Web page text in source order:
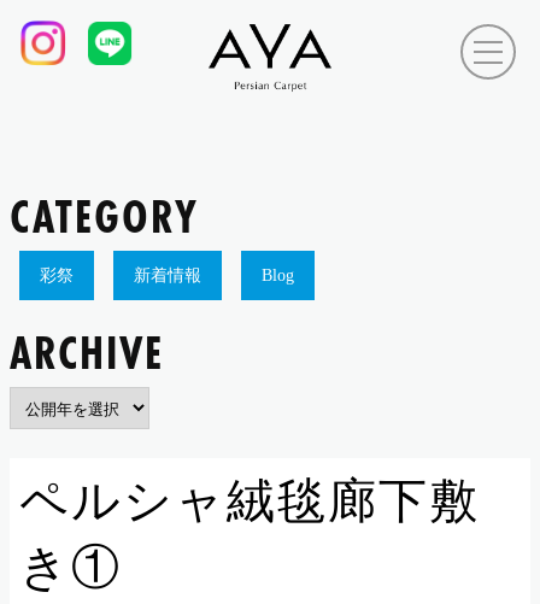
CATEGORY
彩祭 新着情報 Blog
ARCHIVE
ペルシャ絨毯廊下敷
き①